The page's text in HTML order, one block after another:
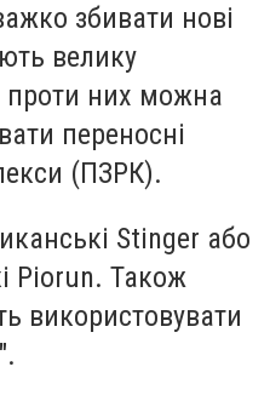
збивати нові
велику
проти них можна
переносні
(ПЗРК).
Stinger або
Piorun. Також
використовувати